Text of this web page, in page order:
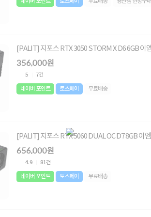
[PALIT] 지포스 RTX 3050 STORM X D6 6GB 이
356,000원
5 7건
네이버 포인트 토스페이 무료배송
[PALIT] 지포스 RTX 5060 DUAL OC D7 8GB 이
656,000원
4.9 81건
네이버 포인트 토스페이 무료배송